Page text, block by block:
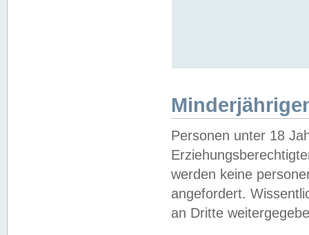
Personen unter 18
werden keine
angefordert.
an Dritte